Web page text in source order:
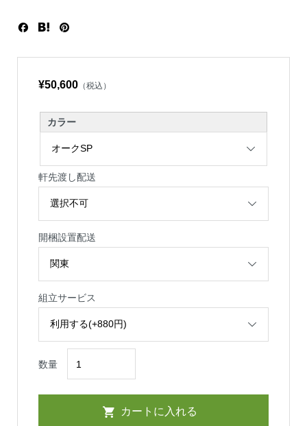
¥50,600（税込）
カラー
軒先渡し配送
開梱設置配送
組立サービス
数量